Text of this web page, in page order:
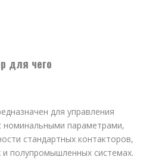
для чего
для управления
номинальными параметрами,
стандартных контакторов,
полупромышленных системах.